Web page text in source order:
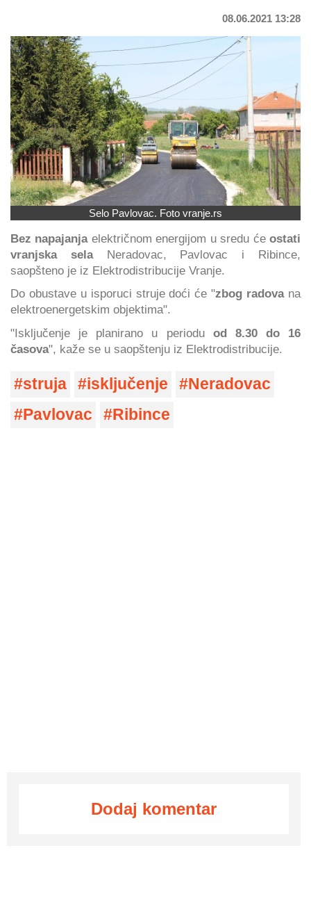
08.06.2021 13:28
Selo Pavlovac. Foto vranje.rs
Bez napajanjaelektričnom energijom u sredu ćeostati
vranjska selaNeradovac, Pavlovac i Ribince,
saopšteno je iz Elektrodistribucije Vranje.
Do obustave u isporuci struje doći će "zbog radovana
elektroenergetskim objektima".
"Isključenje je planirano u periodu od 8.30 do 16
časova", kaže se u saopštenju iz Elektrodistribucije.
struja isključenje
Neradovac
Pavlovac
Ribince
Dodaj komentar